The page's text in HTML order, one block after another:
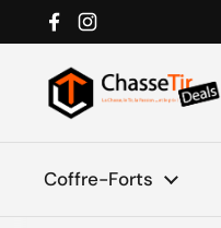
Passer au contenu
Facebook
Instagram
Coffre-Forts